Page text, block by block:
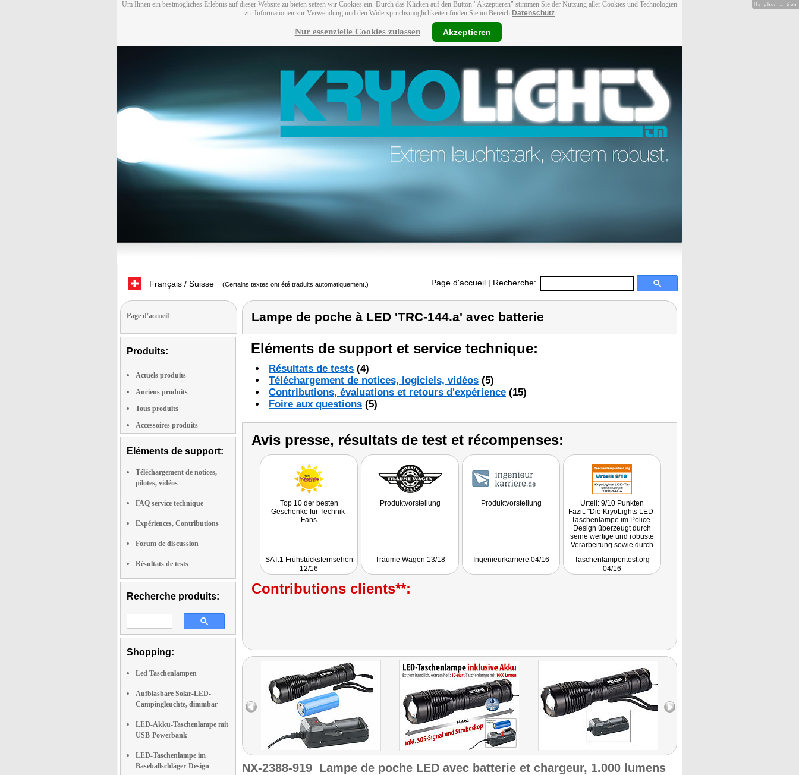
Um Ihnen ein bestmögliches Erlebnis auf dieser Website zu bieten setzen wir Cookies ein. Durch das Klicken auf den Button "Akzeptieren" stimmen Sie der Nutzung aller Cookies und Technologien
zu. Informationen zur Verwendung und den Widerspruchsmöglichkeiten finden Sie im Bereich Datenschutz
Nur essenzielle Cookies zulassen Akzeptieren
Français / Suisse (Certains textes ont été traduits automatiquement.) Page d'accueil | Recherche:
Page d'accueil
Produits:
Actuels produits
Anciens produits
Tous produits
Accessoires produits
Eléments de support:
Téléchargement de notices,
pilotes, vidéos
FAQ service technique
Expériences, Contributions
Forum de discussion
Résultats de tests
Recherche produits:
Shopping:
Led Taschenlampen
Aufblasbare Solar-LED-
Campingleuchte, dimmbar
LED-Akku-Taschenlampe mit
USB-Powerbank
LED-Taschenlampe im
Baseballschläger-Design
Lampe de poche à LED 'TRC-144.a' avec batterie
Eléments de support et service technique:
Résultats de tests (4)
Téléchargement de notices, logiciels, vidéos (5)
Contributions, évaluations et retours d'expérience (15)
Foire aux questions (5)
Avis presse, résultats de test et récompenses:
Top 10 der besten
Geschenke für Technik-
Fans
SAT.1 Frühstücksfernsehen
12/16
Produktvorstellung
Träume Wagen 13/18
Produktvorstellung
Ingenieurkarriere 04/16
Urteil: 9/10 Punkten
Fazit: "Die KryoLights LED-
Taschenlampe im Police-
Design überzeugt durch
seine wertige und robuste
Verarbeitung sowie durch
Leuchtleistung."
Taschenlampentest.org
04/16
Contributions clients**:
NX-2388-919 Lampe de poche LED avec batterie et chargeur, 1.000 lumens
Hy-phen-a-tion